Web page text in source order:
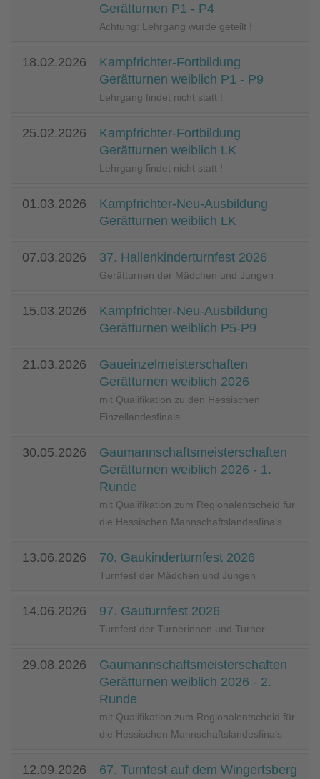
Gerätturnen P1 - P4
Achtung: Lehrgang wurde geteilt !
18.02.2026
Kampfrichter-Fortbildung
Gerätturnen weiblich P1 - P9
Lehrgang findet nicht statt !
25.02.2026
Kampfrichter-Fortbildung
Gerätturnen weiblich LK
Lehrgang findet nicht statt !
01.03.2026
Kampfrichter-Neu-Ausbildung
Gerätturnen weiblich LK
07.03.2026 37. Hallenkinderturnfest 2026
Gerätturnen der Mädchen und Jungen
15.03.2026
Kampfrichter-Neu-Ausbildung
Gerätturnen weiblich P5-P9
21.03.2026
Gaueinzelmeisterschaften
Gerätturnen weiblich 2026
mit Qualifikation zu den Hessischen
Einzellandesfinals
30.05.2026
Gaumannschaftsmeisterschaften
Gerätturnen weiblich 2026 - 1.
Runde
mit Qualifikation zum Regionalentscheid für
die Hessischen Mannschaftslandesfinals
13.06.2026 70. Gaukinderturnfest 2026
Turnfest der Mädchen und Jungen
14.06.2026 97. Gauturnfest 2026
Turnfest der Turnerinnen und Turner
29.08.2026
Gaumannschaftsmeisterschaften
Gerätturnen weiblich 2026 - 2.
Runde
mit Qualifikation zum Regionalentscheid für
die Hessischen Mannschaftslandesfinals
12.09.2026
67. Turnfest auf dem Wingertsberg